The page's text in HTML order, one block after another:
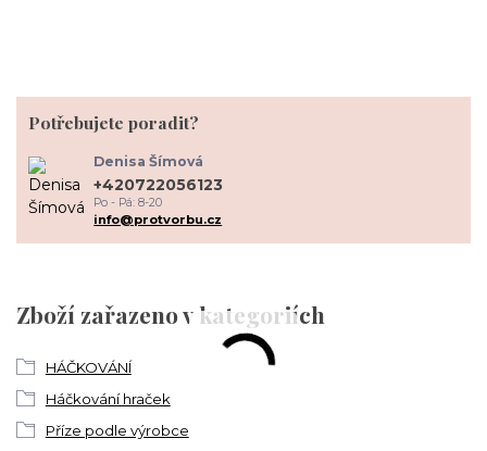
Zboží zařazeno v kategoriích
HÁČKOVÁNÍ
Háčkování hraček
Příze podle výrobce
Potřebujete poradit?
Denisa Šímová
+420722056123
Po - Pá: 8-20
info@protvorbu.cz